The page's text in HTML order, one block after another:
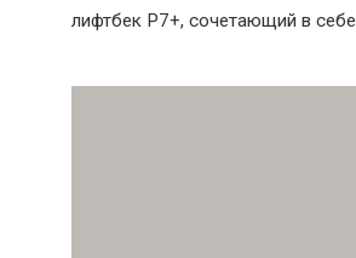
лифтбек P7+, сочетающий в себе